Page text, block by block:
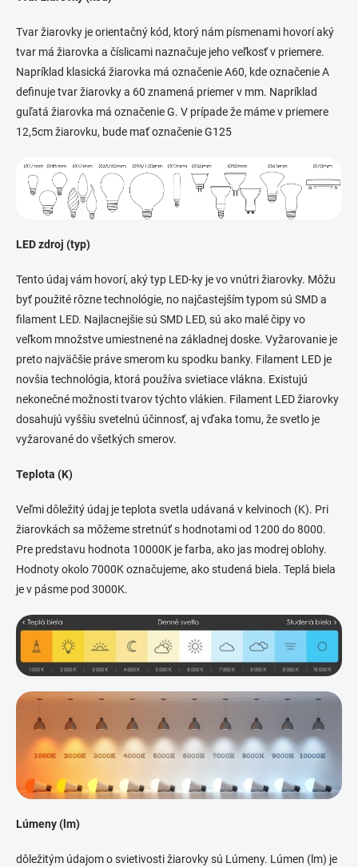
Tvar žiarovky je orientačný kód, ktorý nám písmenami hovorí aký
tvar má žiarovka a číslicami naznačuje jeho veľkosť v priemere.
Napríklad klasická žiarovka má označenie A60, kde označenie A
definuje tvar žiarovky a 60 znamená priemer v mm. Napríklad
guľatá žiarovka má označenie G. V prípade že máme v priemere
12,5cm žiarovku, bude mať označenie G125
LED zdroj (typ)
Tento údaj vám hovorí, aký typ LED-ky je vo vnútri žiarovky. Môžu
byť použité rôzne technológie, no najčastejším typom sú SMD a
filament LED. Najlacnejšie sú SMD LED, sú ako malé čipy vo
veľkom množstve umiestnené na základnej doske. Vyžarovanie je
preto najväčšie práve smerom ku spodku banky. Filament LED je
novšia technológia, ktorá používa svietiace vlákna. Existujú
nekonečné možnosti tvarov týchto vlákien. Filament LED žiarovky
dosahujú vyššiu svetelnú účinnosť, aj vďaka tomu, že svetlo je
vyžarované do všetkých smerov.
Teplota (K)
Veľmi dôležitý údaj je teplota svetla udávaná v kelvinoch (K). Pri
žiarovkách sa môžeme stretnúť s hodnotami od 1200 do 8000.
Pre predstavu hodnota 10000K je farba, ako jas modrej oblohy.
Hodnoty okolo 7000K označujeme, ako studená biela. Teplá biela
je v pásme pod 3000K.
Lúmeny (lm)
dôležitým údajom o svietivosti žiarovky sú Lúmeny. Lúmen (lm) je